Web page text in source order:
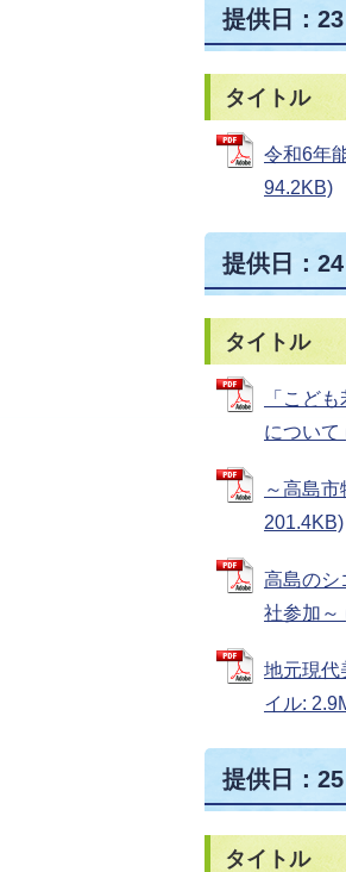
提供日：23
タイトル
令和6年
94.2KB)
提供日：24
タイトル
「こど
について
～高島
201.4KB)
高島のシ
社参加～
地元現代
イル:
提供日：25
タイトル